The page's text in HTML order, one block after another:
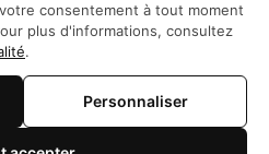
+84966206648
consentement à tout moment
plus d'informations, consultez
.
Personnaliser